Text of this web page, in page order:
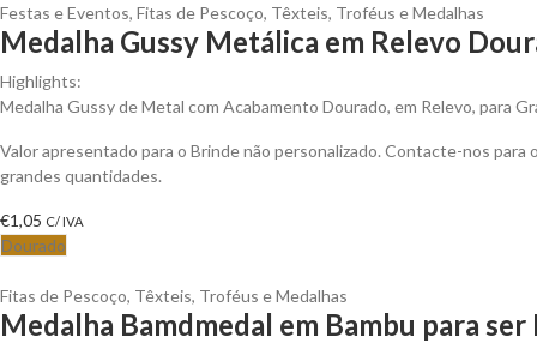
Festas e Eventos, Fitas de Pescoço, Têxteis, Troféus e Medalhas
Medalha Gussy Metálica em Relevo
Highlights:
Medalha Gussy de Metal com Acabamento Dourado, em Relevo, para
Valor apresentado para o Brinde não personalizado. Contacte-nos
grandes quantidades.
€1,05 C/ IVA
Dourado
Fitas de Pescoço, Têxteis, Troféus e Medalhas
Medalha Bamdmedal em Bambu para